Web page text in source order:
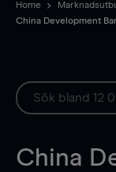
Home
China Development
China